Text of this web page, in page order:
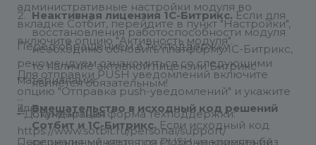
административные настройки модуля во
вкладке Сотбит, перейдите в пункт "Настройки",
включите опцию "Активность модуля".
Для отправки PUSH уведомлений включите
опцию "Отправка push-уведомлений" и укажите
ключ.
Персональный ключ для PUSH уведомлений
Неактивная лицензия 1С-Битрикс. Если для
восстановления работоспособности модуля
необходимо обновить платформу 1С-Битрикс,
то наличие активной лицензии Битрикс
является обязательным!
Вмешательство в исходный код решений
Сотбит и 1С-Битрикс. Если исходный код
решения меняется со стороны клиента без
Перед обращением в техподдержку
рекомендуем ознакомиться со следующими
материалами:
- Документация
Стандартная форма техподдержки:
https://www.sotbit.ru/personal/support/